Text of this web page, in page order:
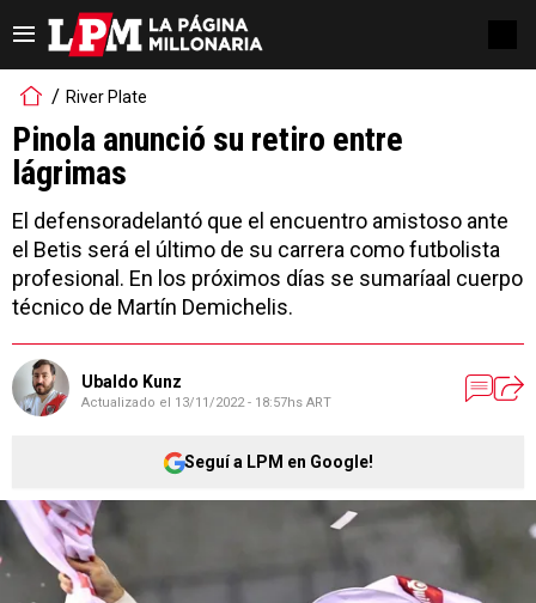
River Plate
Pinola anunció su retiro entre
lágrimas
El defensoradelantó que el encuentro amistoso ante
el Betis será el último de su carrera como futbolista
profesional. En los próximos días se sumaríaal cuerpo
técnico de Martín Demichelis.
Ubaldo Kunz
Actualizado el 13/11/2022 - 18:57hs ART
Seguí a LPM en Google!